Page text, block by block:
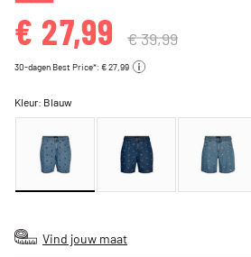
€ 27,99 € 39,99
30-dagen Best Price*: € 27,99
Kleur: Blauw
Vind jouw maat